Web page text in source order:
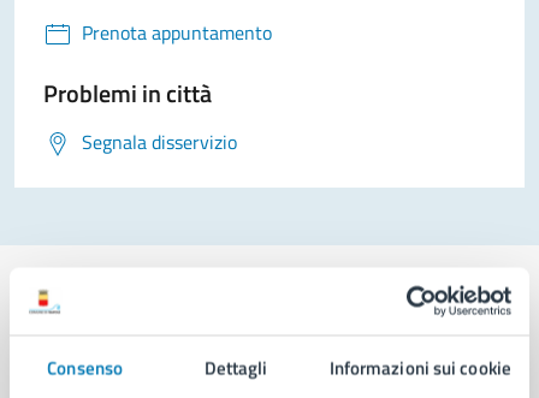
Consenso Dettagli Informazioni sui cookie
Prenota appuntamento
Problemi in città
Segnala disservizio
Comune di Napoli